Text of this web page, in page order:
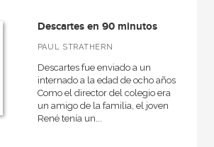
Descartes en 90 minutos
PAUL STRATHERN
Descartes fue enviado a un
internado a la edad de ocho años.
Como el director del colegio era
un amigo de la familia, el joven
René tenía un...